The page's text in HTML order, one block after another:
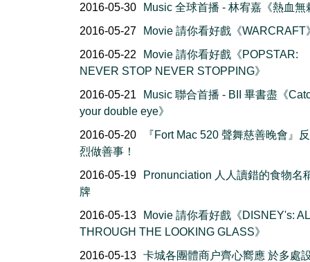
2016-05-30
Music 全球首播 - 林宥嘉《熱血無
2016-05-27
Movie 請你看好戲《WARCRAFT
2016-05-22
Movie 請你看好戲《POPSTAR:
NEVER STOP NEVER STOPPING》
2016-05-21
Music 聯合首播 - BII 畢書盡《
your double eye》
2016-05-20
『Fort Mac 520 聲舞慈善晚會』
烈做善事！
2016-05-19
Pronunciation 人人讀錯的食物名
牌
2016-05-13
Movie 請你看好戲《DISNEY's:
THROUGH THE LOOKING GLASS》
2016-05-13 卡城各團體商户齊心嚮應 於多處